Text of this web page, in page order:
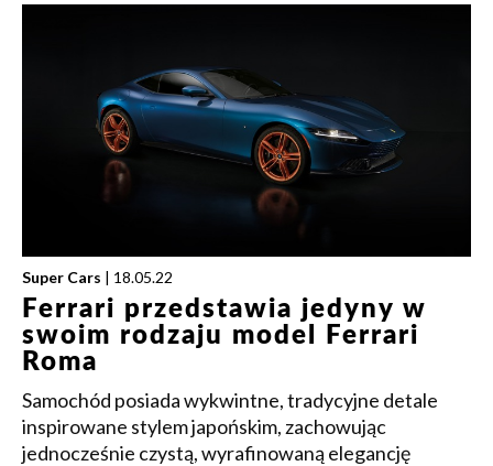
Super Cars | 18.05.22
Ferrari przedstawia jedyny w
swoim rodzaju model Ferrari
Roma
Samochód posiada wykwintne, tradycyjne detale
inspirowane stylem japońskim, zachowując
jednocześnie czystą, wyrafinowaną elegancję